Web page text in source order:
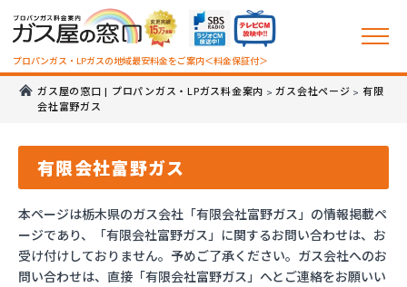
プロパンガス・LPガスの地域最安料金をご案内＜料金保証付＞
ガス屋の窓口 | プロパンガス・LPガス料金案内 >ガス会社ページ > 有限
会社富野ガス
有限会社富野ガス
本ページは栃木県のガス会社「有限会社富野ガス」の情報掲載ペ
ージであり、「有限会社富野ガス」に関するお問い合わせは、お
受け付けしておりません。予めご了承ください。ガス会社へのお
問い合わせは、直接「有限会社富野ガス」へとご連絡をお願いい